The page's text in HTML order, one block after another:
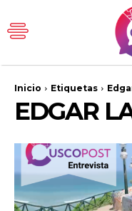
Inicio Etiquetas
EDGAR